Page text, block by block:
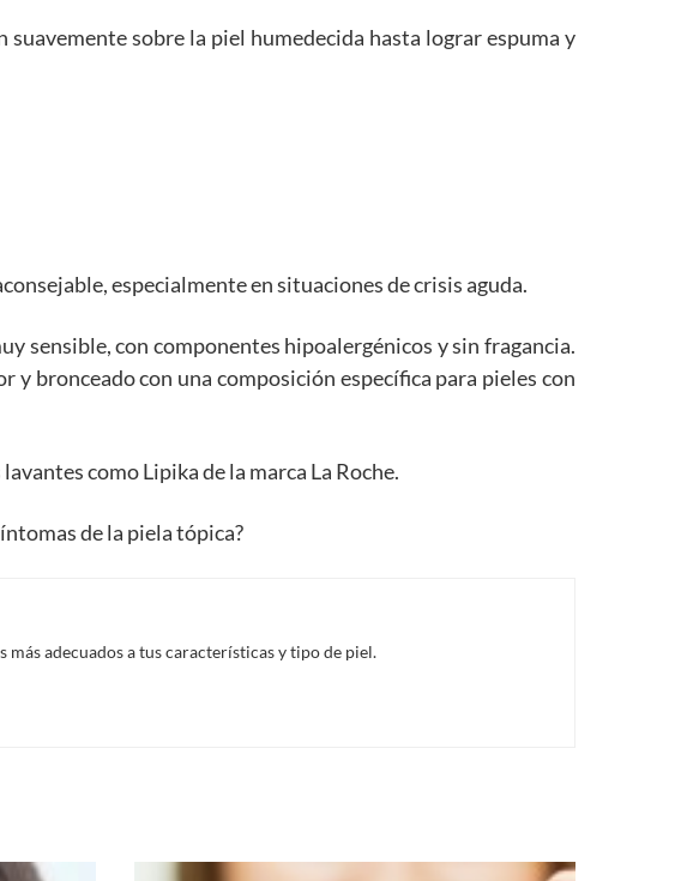
sobre la piel humedecida hasta lograr espuma y
especialmente en situaciones de crisis aguda.
sensible, con componentes hipoalergénicos y sin fragancia.
bronceado con una composición específica para pieles con
lavantes comoLipika de la marca La Roche.
de la piela tópica?
adecuados a tus características y tipo de piel.